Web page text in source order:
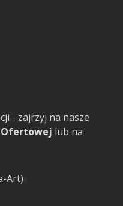
- zajrzyj na nasze
lub na
Art)